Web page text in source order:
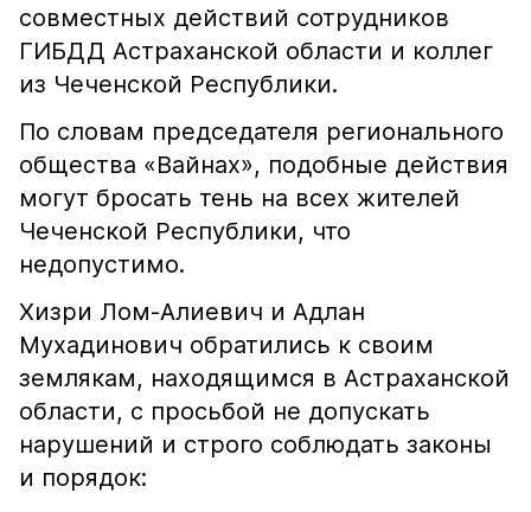
совместных действий сотрудников
ГИБДД Астраханской области и коллег
из Чеченской Республики.
По словам председателя регионального
общества «Вайнах», подобные действия
могут бросать тень на всех жителей
Чеченской Республики, что
недопустимо.
Хизри Лом-Алиевич и Адлан
Мухадинович обратились к своим
землякам, находящимся в Астраханской
области, с просьбой не допускать
нарушений и строго соблюдать законы
и порядок: